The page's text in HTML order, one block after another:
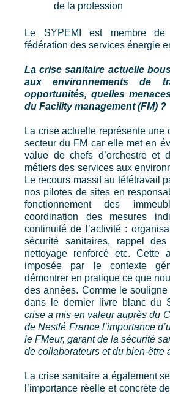
de la profession
Le SYPEMI est membre
fédération des services énergie
La crise sanitaire actuelle
aux environnements de
opportunités, quelles
du Facility management (FM) ?
La crise actuelle représente une
secteur du FM car elle met en
value de chefs d’orchestre et
métiers des services aux
Le recours massif au télétravail
nos pilotes de sites en
fonctionnement des
coordination des mesures
continuité de l’activité :
sécurité sanitaires, rappel des
nettoyage renforcé etc. Cette
imposée par le contexte
démontrer en pratique ce que
des années. Comme le
dans le dernier livre blanc du
crise a mis en valeur auprès du
de Nestlé France l’importance
le FMeur, garant de la sécurité
de collaborateurs et du bien-être
La crise sanitaire a également
l’importance réelle et concrète